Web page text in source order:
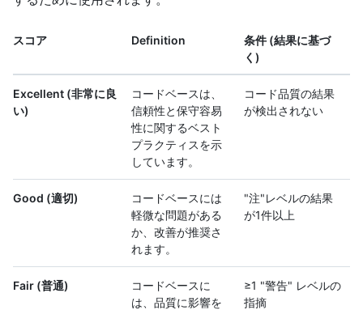
スコア Definition
条件 (結果に基づ
く)
Excellent (非常に良
い)
コードベースは、
信頼性と保守容易
性に関するベスト
プラクティスを示
しています。
コード品質の結果
が検出されない
Good (適切)
コードベースには
軽微な問題がある
か、改善が推奨さ
れます。
"注"レベルの結果
が1件以上
Fair (普通)
コードベースに
は、品質に影響を
≥1 "警告" レベルの
指摘